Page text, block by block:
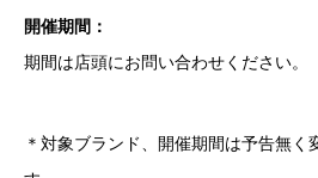
開催期間：
期間は店頭にお問い合わせください。
＊対象ブランド、開催期間は予告無く